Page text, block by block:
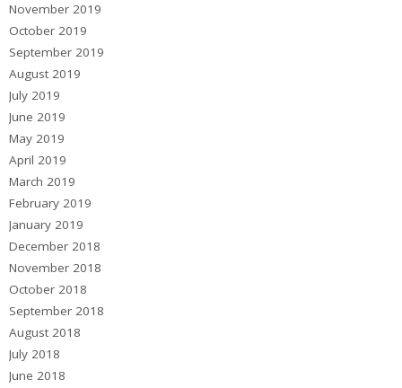
November 2019
October 2019
September 2019
August 2019
July 2019
June 2019
May 2019
April 2019
March 2019
February 2019
January 2019
December 2018
November 2018
October 2018
September 2018
August 2018
July 2018
June 2018